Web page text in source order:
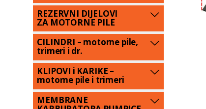
REZERVNI DIJELOVI
ZA MOTORNE PILE
CILINDRI – motorne pile,
trimeri i dr.
KLIPOVI i KARIKE –
motorne pile i trimeri
MEMBRANE